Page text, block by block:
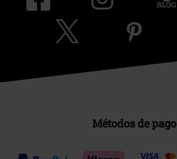
Métodos de pago